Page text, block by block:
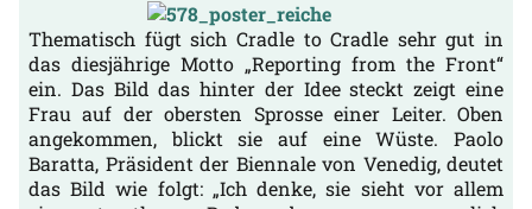
Thematisch fügt sich Cradle to Cradle sehr gut in
das diesjährige Motto „Reporting from the Front“
ein. Das Bild das hinter der Idee steckt zeigt eine
Frau auf der obersten Sprosse einer Leiter. Oben
angekommen, blickt sie auf eine Wüste. Paolo
Baratta, Präsident der Biennale von Venedig, deutet
das Bild wie folgt: „Ich denke, sie sieht vor allem